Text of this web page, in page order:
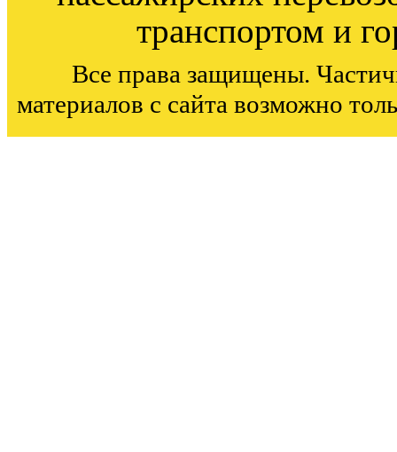
транспортом и
Все права защищены.
материалов с сайта возможно